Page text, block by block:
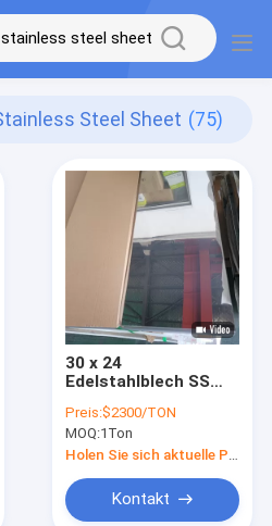
Steel Sheet (75)
30 x 24
Edelstahlblech SS
durchlöcherte Blatt
kaltgewalzte 4mm
Preis:$2300/TON
MOQ:1Ton
Kontakt